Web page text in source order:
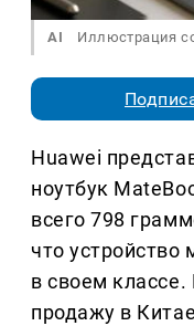
AI Иллюстрация
Huawei
ноутбук
всего 798
что
в своем
продажу в